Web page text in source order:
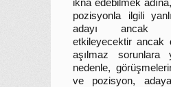
ikna edebilmek
pozisyonla ilgili
adayı ancak
etkileyecektir ancak
aşılmaz
nedenle,
ve pozisyon,